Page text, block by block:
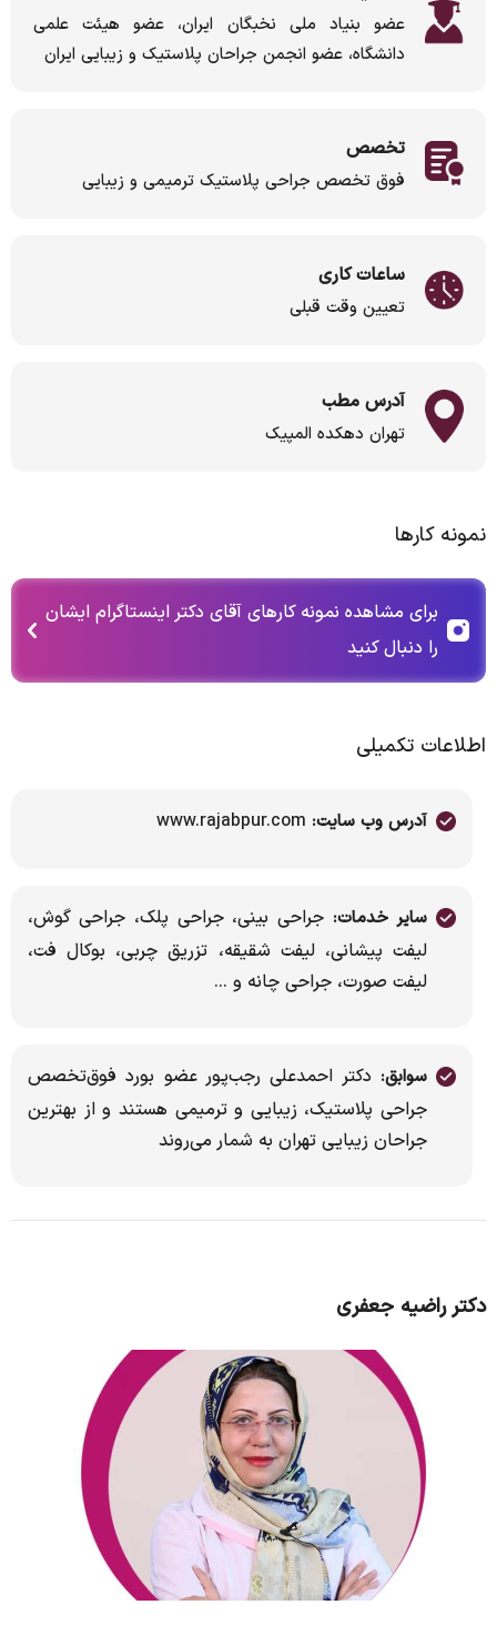
عضو بنیاد ملی نخبگان ایران، عضو هیئت علمی
دانشگاه، عضو انجمن جراحان پلاستیک و زیبایی ایران
تخصص
فوق تخصص جراحی پلاستیک ترمیمی و زیبایی
ساعات کاری
تعیین وقت قبلی
آدرس مطب
تهران دهکده المپیک
نمونه کارها
برای مشاهده نمونه کارهای آقای دکتر اینستاگرام ایشان
را دنبال کنید
اطلاعات تکمیلی
آدرس وب سایت:
سایر خدمات: جراحی بینی، جراحی پلک، جراحی گوش،
لیفت پیشانی، لیفت شقیقه، تزریق چربی، بوکال فت،
لیفت صورت، جراحی چانه و ...
سوابق: دکتر احمدعلی رجب‌پور عضو بورد فوق‌تخصص
جراحی پلاستیک، زیبایی و ترمیمی هستند و از بهترین
جراحان زیبایی تهران به شمار می‌روند
دکتر راضیه جعفری